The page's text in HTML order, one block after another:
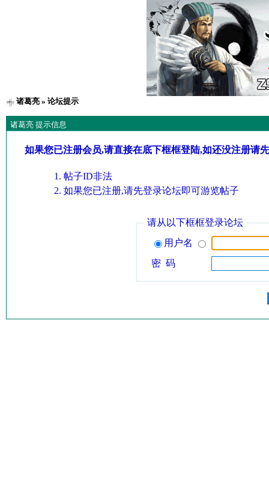
诸葛亮» 论坛提示
诸葛亮 提示信息
如果您已注册会员,请直接在底下框框登陆,如还没注册请
帖子ID非法
如果您已注册,请先登录论坛即可游览帖子
请从以下框框登录论坛
用户名
密 码